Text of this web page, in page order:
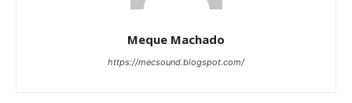
Meque Machado
https://mecsound.blogspot.com/